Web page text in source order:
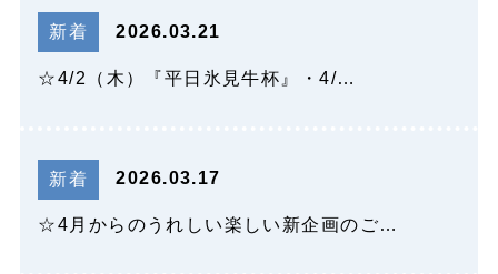
新着 2026.03.21
☆4/2（木）『平日氷見牛杯』・4/…
新着 2026.03.17
☆4月からのうれしい楽しい新企画のご…